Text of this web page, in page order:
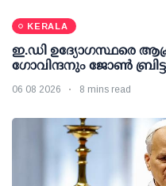
KERALA
ഇ.ഡി ഉദ്യോഗസ്ഥരെ
ഗോവിന്ദനും ജോണ്‍
06 08 2026 8 mins read